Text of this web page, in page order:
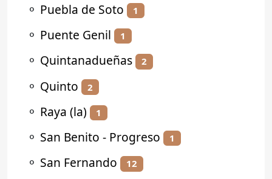
⚬ Puebla de Soto 1
⚬ Puente Genil 1
⚬ Quintanadueñas 2
⚬ Quinto 2
⚬ Raya (la) 1
⚬ San Benito - Progreso 1
⚬ San Fernando 12